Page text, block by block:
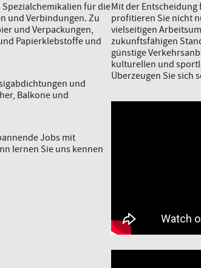
für die
und Verbindungen. Zu
und Verpackungen,
Papierklebstoffe und
und
Balkone und
Jobs mit
lernen Sie uns kennen
Mit der
profitieren Sie nicht
vielseitigen
zukunftsfähigen
günstige
kulturellen und
Überzeugen Sie sich